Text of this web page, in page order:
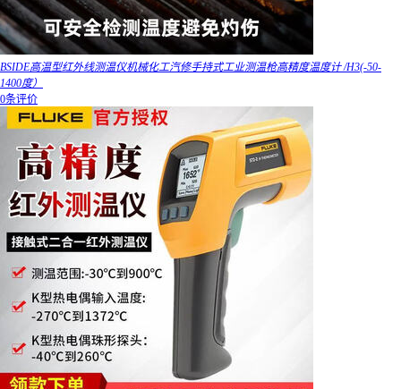
BSIDE高温型红外线测温仪机械化工汽修手持式工业测温枪高精度温度计 /H3(-50-
1400度）
0条评价